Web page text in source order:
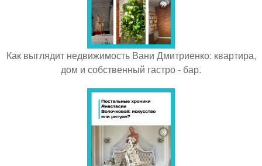
Как выглядит недвижимость Вани Дмитриенко: квартира,
дом и собственный гастро - бар.